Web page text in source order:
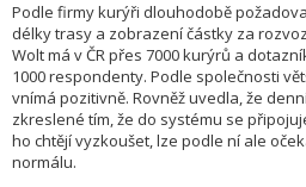
Podle firmy kurýři dlouhodobě
délky trasy a zobrazení částky za
Wolt má v ČR přes 7000 kurýrů a
1000 respondenty. Podle společnosti
vnímá pozitivně. Rovněž uvedla, že
zkreslené tím, že do systému se
ho chtějí vyzkoušet, lze podle ní ale
normálu.